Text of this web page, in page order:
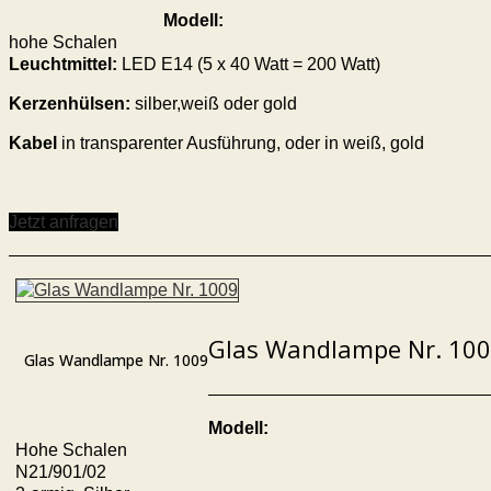
Modell:
hohe Schalen
Leuchtmittel: LED E14 (5 x 40 Watt = 200 Watt)
Kerzenhülsen: silber,weiß oder gold
Kabel in transparenter Ausführung, oder in weiß, gold
Jetzt anfragen
Glas Wandlampe Nr. 1009Glas Wandlampe Nr.
Modell:
Hohe Schalen
N21/901/02